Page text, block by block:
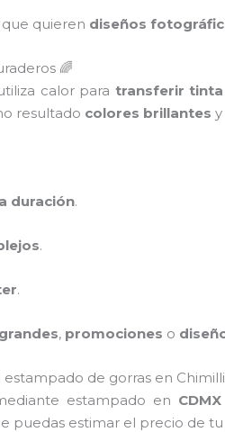
que quieren diseños
🌈
calor para transferir
resultado colores brillantes y
duración.
.
.
, promociones o
de gorras en
estampado en CDMX
puedas estimar el precio de